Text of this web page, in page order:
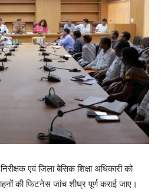
एवं जिला बेसिक शिक्षा अधिकारी को
की फिटनेस जांच शीघ्र पूर्ण कराई जाए।